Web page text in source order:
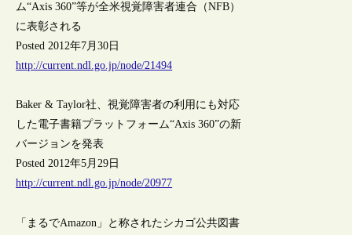
ム“Axis 360”等が全米視覚障害者連合（NFB）
に表彰される
Posted 2012年7月30日
http://current.ndl.go.jp/node/21494
Baker & Taylor社、視覚障害者の利用にも対応
した電子書籍プラットフォーム“Axis 360”の新
バージョンを発表
Posted 2012年5月29日
http://current.ndl.go.jp/node/20977
「まるでAmazon」と称されたシカゴ公共図書